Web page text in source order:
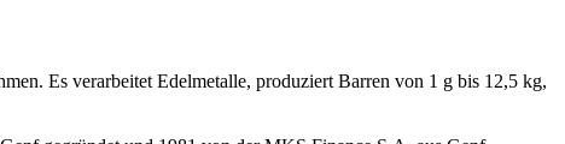
Es verarbeitet Edelmetalle, produziert Barren von 1 g bis 12,5 kg,